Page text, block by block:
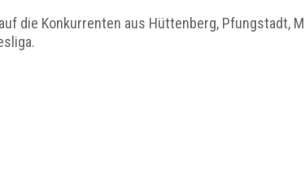
die Konkurrenten aus Hüttenberg, Pfungstadt,